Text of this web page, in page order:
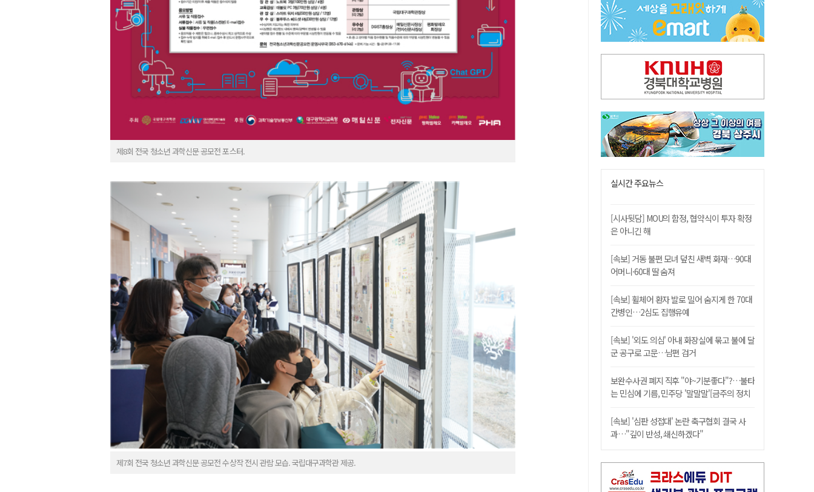
제8회 전국 청소년 과학신문 공모전 포스터.
제7회 전국 청소년 과학신문 공모전 수상작 전시 관람 모습. 국립대구과학관 제공.
한국 축구, 심판 성접대 경기서 '무패'…당시 올림픽 감독은 홍명보 [영상]
경찰, 9월 초부터 상피제 전격 실시…가족 사건 수사 못해
실시간 주요뉴스
[시사뒷담] MOU의 함정, 협약식이 투자 확정
은 아니긴 해
[속보] 거동 불편 모녀 덮친 새벽 화재…90대
어머니·60대 딸 숨져
[속보] 휠체어 환자 발로 밀어 숨지게 한 70대
간병인…2심도 집행유예
[속보] '외도 의심' 아내 화장실에 묶고 불에 달
군 공구로 고문…남편 검거
보완수사권 폐지 직후 "야~기분좋다"?…불타
는 민심에 기름, 민주당 '말말말'[금주의 정치
[속보] '심판 성접대' 논란 축구협회 결국 사
과…"깊이 반성, 쇄신하겠다"